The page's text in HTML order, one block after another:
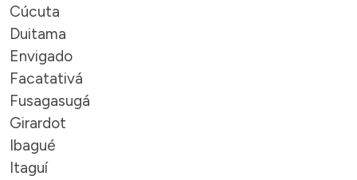
Cúcuta
Duitama
Envigado
Facatativá
Fusagasugá
Girardot
Ibagué
Itaguí